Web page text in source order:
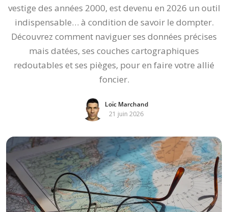
vestige des années 2000, est devenu en 2026 un outil
indispensable… à condition de savoir le dompter.
Découvrez comment naviguer ses données précises
mais datées, ses couches cartographiques
redoutables et ses pièges, pour en faire votre allié
foncier.
Loïc Marchand
21 juin 2026